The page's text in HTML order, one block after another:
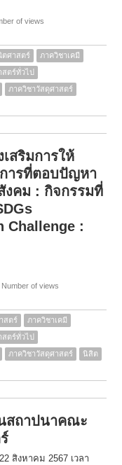
of views
ศาสตร์
ภาควิชาเคมี
ตร์ทั่วไป
ภาควิชาวัสดุศาสตร์
สริมการให้
ารที่ตอบปัญหา
คม : กิจกรรมที่
Challenge :
Number of views
สตร์
ภาควิชาเคมี
ตร์ทั่วไป
ภาควิชาวัสดุศาสตร์
นิสิต
สถาปนาคณะ
สิงหาคม 2567 เวลา